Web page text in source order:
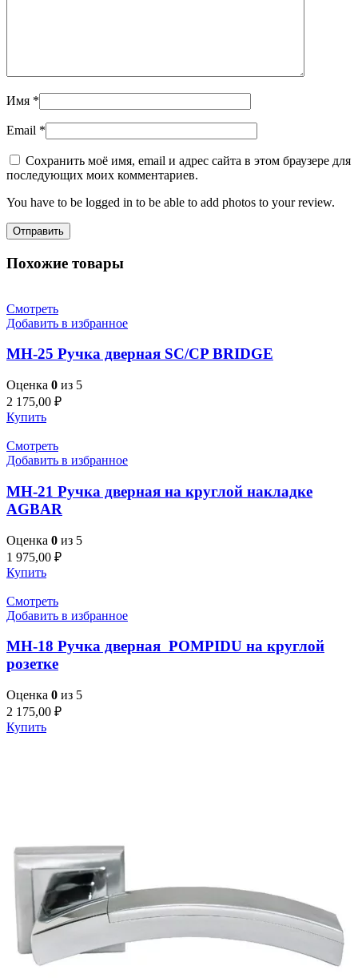
Имя *
Email *
Сохранить моё имя, email и адрес сайта в этом браузере для
последующих моих комментариев.
You have to be logged in to be able to add photos to your review.
Похожие товары
Смотреть
Добавить в избранное
MH-25 Ручка дверная SC/CP BRIDGE
Оценка 0 из 5
2 175,00 ₽
Купить
Смотреть
Добавить в избранное
MH-21 Ручка дверная на круглой накладке
AGBAR
Оценка 0 из 5
1 975,00 ₽
Купить
Смотреть
Добавить в избранное
MH-18 Ручка дверная POMPIDU на круглой
розетке
Оценка 0 из 5
2 175,00 ₽
Купить